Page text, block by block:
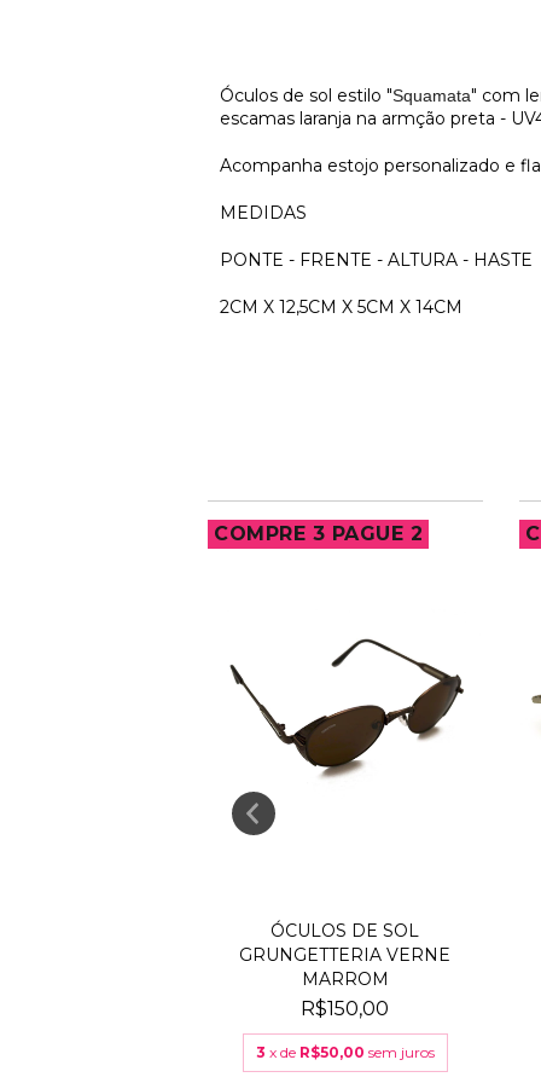
Óculos de sol estilo "Squamata" com
escamas laranja na armção preta -
Acompanha estojo personalizado e
MEDIDAS
PONTE - FRENTE - ALTURA - HASTE
2CM X 12,5CM X 5CM X 14CM
COMPRE 3 PAGUE 2
ÓCULOS DE SOL
GRUNGETTERIA VERNE
MARROM
R$150,00
3 x de R$50,00 sem juros